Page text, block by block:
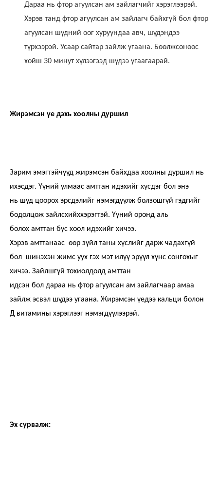
Дараа нь фтор агуулсан ам зайлагчийг хэрэглээрэй.
Хэрэв танд фтор агуулсан ам зайлагч байхгүй бол фтор
агуулсан шүдний оог хуруундаа авч, шүдэндээ
түрхээрэй. Усаар сайтар зайлж угаана. Бөөлжсөнөөс
хойш 30 минут хүлээгээд шүдээ угаагаарай.
Жирэмсэн үе дэхь хоолны дуршил
Зарим эмэгтэйчүүд жирэмсэн байхдаа хоолны дуршил нь
ихэсдэг. Үүний улмаас амттан идэхийг хүсдэг бол энэ
нь шүд цоорох эрсдэлийг нэмэгдүүлж болзошгүй гэдгийг
бодолцож зайлсхийххэрэгтэй. Үүний оронд аль
болох амттан бус хоол идэхийг хичээ.
Хэрэв амттанаас өөр зүйл таны хүслийг дарж чадахгүй
бол шинэхэн жимс уух гэх мэт илүү эрүүл хүнс сонгохыг
хичээ. Зайлшгүй тохиолдолд амттан
идсэн бол дараа нь фтор агуулсан ам зайлагчаар амаа
зайлж эсвэл шүдээ угаана. Жирэмсэн үедээ кальци болон
Д витамины хэрэглээг нэмэгдүүлээрэй.
Эх сурвалж: